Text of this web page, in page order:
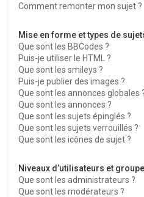
Comment remonter mon sujet ?
Mise en forme et types de
Que sont les BBCodes ?
Puis-je utiliser le HTML ?
Que sont les smileys ?
Puis-je publier des images ?
Que sont les annonces globales
Que sont les annonces ?
Que sont les sujets épinglés ?
Que sont les sujets verrouillés ?
Que sont les icônes de sujet ?
Niveaux d’utilisateurs et
Que sont les administrateurs ?
Que sont les modérateurs ?